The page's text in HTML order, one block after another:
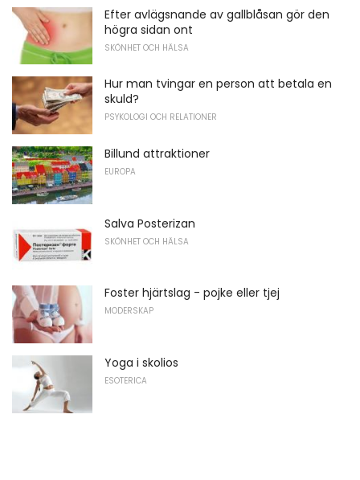
Efter avlägsnande av gallblåsan gör den
högra sidan ont
SKÖNHET OCH HÄLSA
Hur man tvingar en person att betala en
skuld?
PSYKOLOGI OCH RELATIONER
Billund attraktioner
EUROPA
Salva Posterizan
SKÖNHET OCH HÄLSA
Foster hjärtslag - pojke eller tjej
MODERSKAP
Yoga i skolios
ESOTERICA